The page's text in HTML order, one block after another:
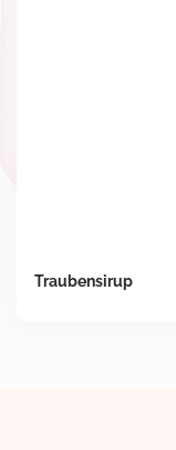
Traubensirup